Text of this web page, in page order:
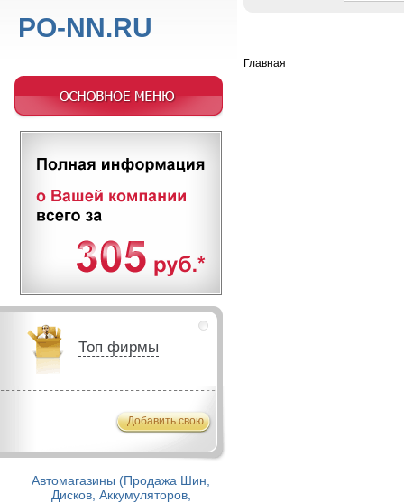
Главная
PO-NN.RU
Топ фирмы
Добавить свою
Автомагазины (Продажа Шин,
Дисков, Аккумуляторов,